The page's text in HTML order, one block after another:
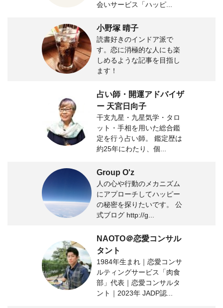
会いサービス「ハッピ...
小野塚 晴子
読書好きのインドア派で
す。恋に消極的な人にも楽
しめるような記事を目指し
ます！
占い師・開運アドバイザ
ー 天宮日向子
干支九星・九星気学・タロ
ット・手相を用いた総合鑑
定を行う占い師。 鑑定歴は
約25年にわたり、個...
Group O'z
人の心や行動のメカニズム
にアプローチしてハッピー
の秘密を探りたいです。 公
式ブログ http://g...
NAOTO＠恋愛コンサル
タント
1984年生まれ｜恋愛コンサ
ルティングサービス「肉食
部」代表｜恋愛コンサルタ
ント｜2023年 JADP認...